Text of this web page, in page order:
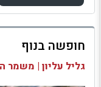
למתחם זה
בדיקת זמינות ומחירים
חופשה בנוף
גליל עליון | משמר